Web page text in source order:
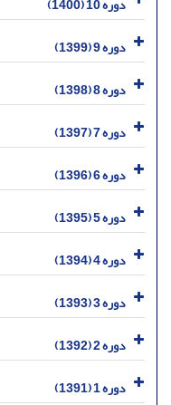
دوره 10 (1400)
دوره 9 (1399)
دوره 8 (1398)
دوره 7 (1397)
دوره 6 (1396)
دوره 5 (1395)
دوره 4 (1394)
دوره 3 (1393)
دوره 2 (1392)
دوره 1 (1391)